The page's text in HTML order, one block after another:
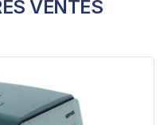
VENTES